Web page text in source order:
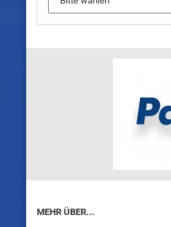
MEHR ÜBER...